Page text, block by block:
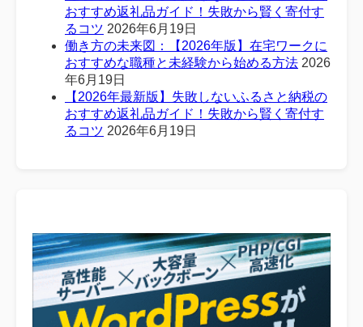
おすすめ返礼品ガイド！失敗から賢く寄付す
るコツ 2026年6月19日
働き方の未来図：【2026年版】在宅ワークに
おすすめな職種と未経験から始める方法 2026
年6月19日
【2026年最新版】失敗しないふるさと納税の
おすすめ返礼品ガイド！失敗から賢く寄付す
るコツ 2026年6月19日